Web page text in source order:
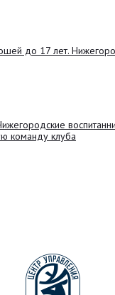
до 17 лет.
команду клуба